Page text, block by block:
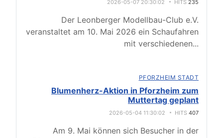
2026-05-07 20:30:02 HITS 235
Der Leonberger Modellbau-Club e.V.
veranstaltet am 10. Mai 2026 ein Schaufahren
mit verschiedenen...
PFORZHEIM STADT
Blumenherz-Aktion in Pforzheim zum
Muttertag geplant
2026-05-04 11:30:02 HITS 407
Am 9. Mai können sich Besucher in der